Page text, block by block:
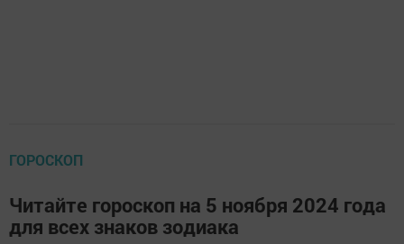
ГОРОСКОП
Читайте гороскоп на 5 ноября 2024 года
для всех знаков зодиака